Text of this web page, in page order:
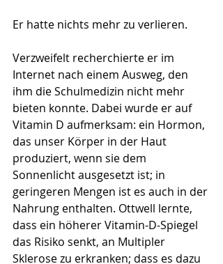
Er hatte nichts mehr zu verlieren.
Verzweifelt recherchierte er im
Internet nach einem Ausweg, den
ihm die Schulmedizin nicht mehr
bieten konnte. Dabei wurde er auf
Vitamin D aufmerksam: ein Hormon,
das unser Körper in der Haut
produziert, wenn sie dem
Sonnenlicht ausgesetzt ist; in
geringeren Mengen ist es auch in der
Nahrung enthalten. Ottwell lernte,
dass ein höherer Vitamin-D-Spiegel
das Risiko senkt, an Multipler
Sklerose zu erkranken; dass es dazu